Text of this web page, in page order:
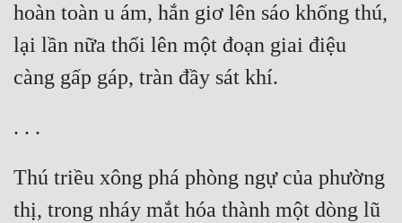
hoàn toàn u ám, hắn giơ lên sáo khống thú,
lại lần nữa thổi lên một đoạn giai điệu
Thú triều xông phá phòng ngự của phường
thị, trong nháy mắt hóa thành một dòng lũ